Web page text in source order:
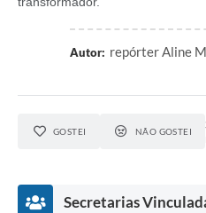
Autor: repórter Aline
GOSTEI NÃO GOSTEI
Secretarias